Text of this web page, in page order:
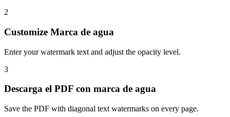
2
Customize Marca de agua
Enter your watermark text and adjust the opacity level.
3
Descarga el PDF con marca de agua
Save the PDF with diagonal text watermarks on every page.